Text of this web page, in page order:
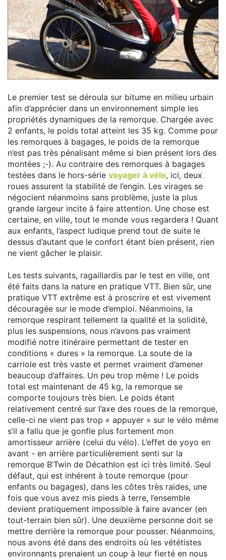
Le premier test se déroula sur bitume en milieu urbain
afin d’apprécier dans un environnement simple les
propriétés dynamiques de la remorque. Chargée avec
2 enfants, le poids total atteint les 35 kg. Comme pour
les remorques à bagages, le poids de la remorque
n’est pas très pénalisant même si bien présent lors des
montées ;-). Au contraire des remorques à bagages
testées dans le hors-série voyager à vélo, ici, deux
roues assurent la stabilité de l’engin. Les virages se
négocient néanmoins sans problème, juste la plus
grande largeur incite à faire attention. Une chose est
certaine, en ville, tout le monde vous regardera ! Quant
aux enfants, l’aspect ludique prend tout de suite le
dessus d’autant que le confort étant bien présent, rien
ne vient gâcher le plaisir.
Les tests suivants, ragaillardis par le test en ville, ont
été faits dans la nature en pratique VTT. Bien sûr, une
pratique VTT extrême est à proscrire et est vivement
découragée sur le mode d’emploi. Néanmoins, la
remorque respirant tellement la qualité et la solidité,
plus les suspensions, nous n’avons pas vraiment
modifié notre itinéraire permettant de tester en
conditions « dures » la remorque. La soute de la
carriole est très vaste et permet vraiment d’amener
beaucoup d’affaires. Un peu trop même ! Le poids
total est maintenant de 45 kg, la remorque se
comporte toujours très bien. Le poids étant
relativement centré sur l’axe des roues de la remorque,
celle-ci ne vient pas trop « appuyer » sur le vélo même
s’il a fallu que je gonfle plus fortement mon
amortisseur arrière (celui du vélo). L’effet de yoyo en
avant - en arrière particulièrement senti sur la
remorque B’Twin de Décathlon est ici très limité. Seul
défaut, qui est inhérent à toute remorque (pour
enfants ou bagages), dans les côtes très raides, une
fois que vous avez mis pieds à terre, l’ensemble
devient pratiquement impossible à faire avancer (en
tout-terrain bien sûr). Une deuxième personne doit se
mettre derrière la remorque pour pousser. Néanmoins,
nous avons été dans des endroits où les vététistes
environnants prenaient un coup à leur fierté en nous